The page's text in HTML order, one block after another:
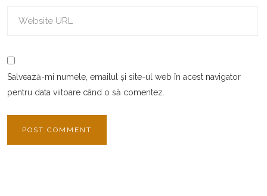
Salvează-mi numele, emailul și site-ul web în acest navigator
pentru data viitoare când o să comentez.